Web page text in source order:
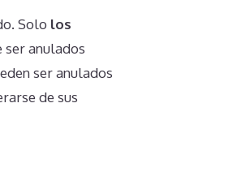
Solo los
anulados
ser anulados
de sus